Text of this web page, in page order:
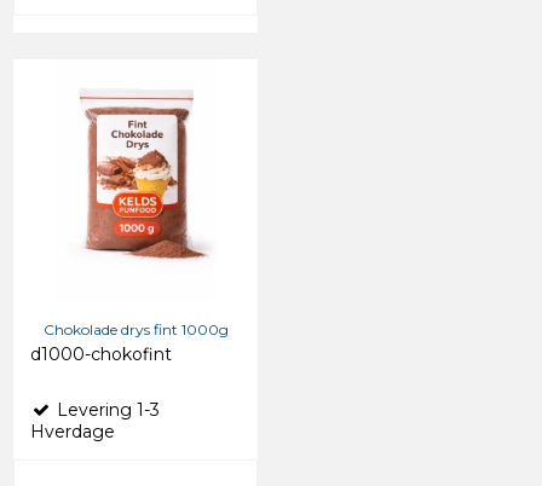
Chokolade drys fint 1000g
d1000-chokofint
Levering 1-3
Hverdage